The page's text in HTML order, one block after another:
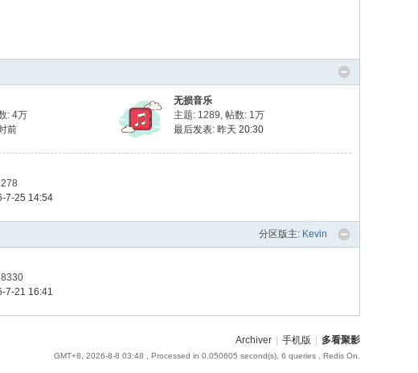
: 4万
前
无损音乐
主题: 1289, 帖数: 1万
最后发表: 昨天 20:30
7-25 14:54
分区版主: Kevin
7-21 16:41
Archiver 手机版 多看聚影
GMT+8, 2026-8-8 03:48 , Processed in 0.050605 second(s), 6 queries , Redis On.